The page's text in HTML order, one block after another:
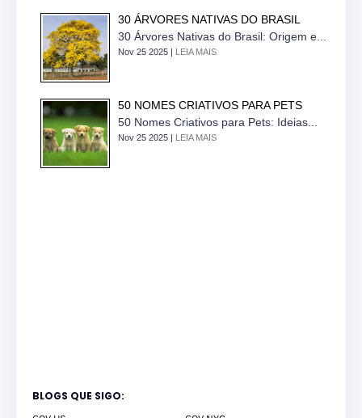
30 ÁRVORES NATIVAS DO BRASIL
30 Árvores Nativas do Brasil: Origem e...
Nov 25 2025 | LEIA MAIS
50 NOMES CRIATIVOS PARA PETS
50 Nomes Criativos para Pets: Ideias...
Nov 25 2025 | LEIA MAIS
BLOGS QUE SIGO: